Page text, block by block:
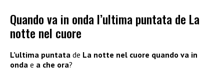
Quando va in onda l’ultima puntata de La
notte nel cuore
L’ultima puntata de La notte nel cuore quando va in
onda e a che ora?